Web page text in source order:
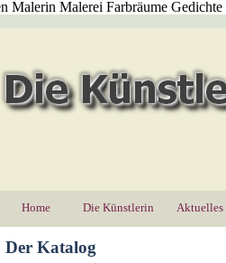
Malerin Malerei Farbräume
Home Die Künstlerin Aktuelles
Der Katalog